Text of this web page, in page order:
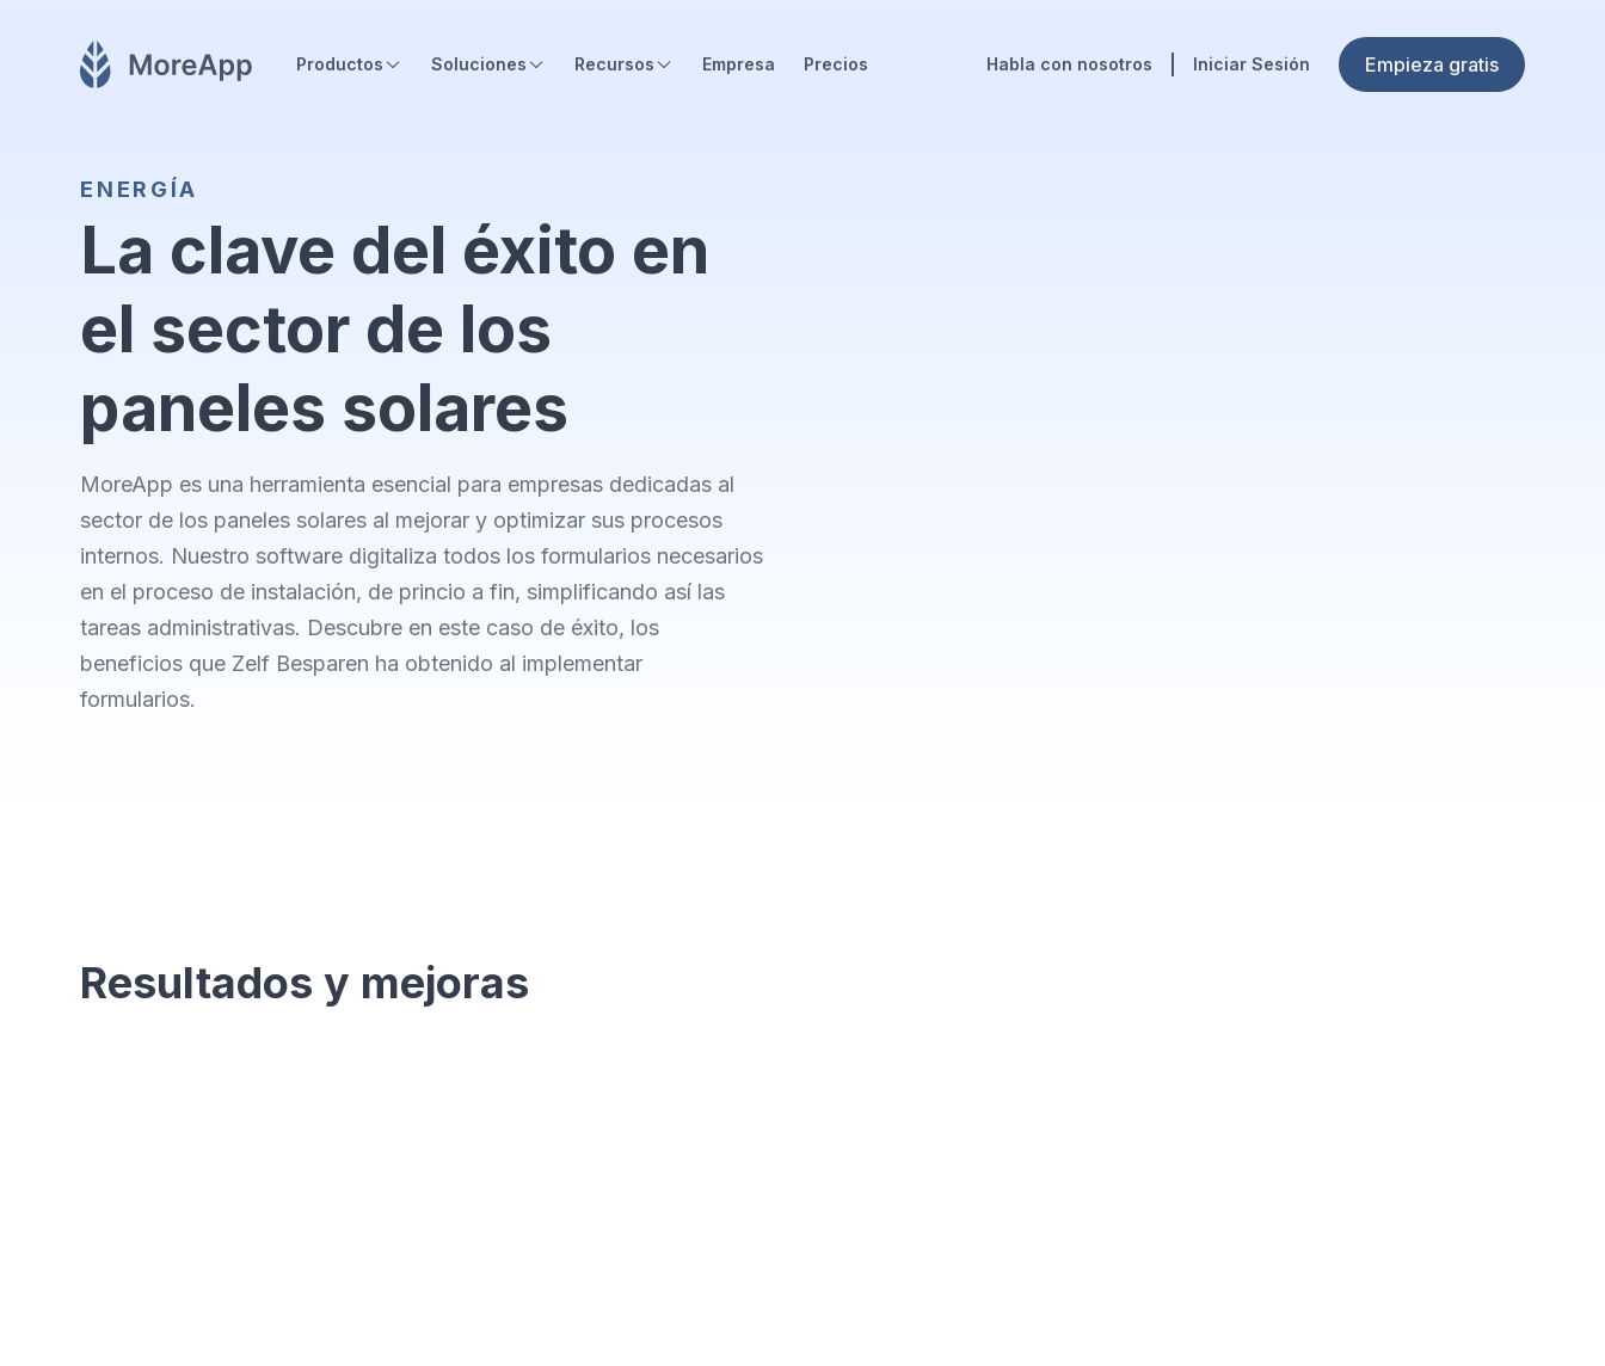
Productos Soluciones Recursos Empresa Precios Habla con nosotros Iniciar Sesión Empieza gratis
ENERGÍA
La clave del éxito en
el sector de los
paneles solares
MoreApp es una herramienta esencial para empresas dedicadas al
sector de los paneles solares al mejorar y optimizar sus procesos
internos. Nuestro software digitaliza todos los formularios necesarios
en el proceso de instalación, de princio a fin, simplificando así las
tareas administrativas. Descubre en este caso de éxito, los
beneficios que Zelf Besparen ha obtenido al implementar
formularios.
Resultados y mejoras